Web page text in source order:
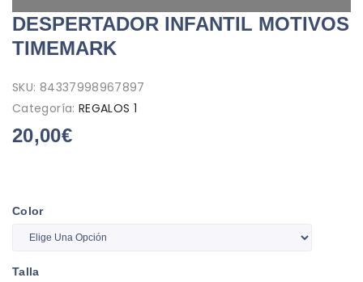
DESPERTADOR INFANTIL MOTIVOS
TIMEMARK
SKU: 84337998967897
Categoría: REGALOS 1
20,00€
Color
Talla